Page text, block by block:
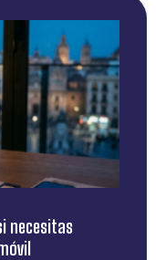
necesitas